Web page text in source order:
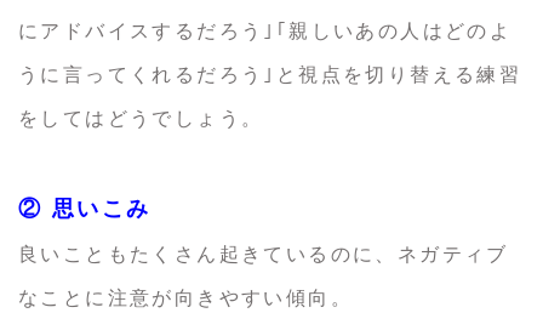
にアドバイスするだろう｣｢親しいあの人はどのよ
うに言ってくれるだろう｣と視点を切り替える練習
をしてはどうでしょう。
② 思いこみ
良いこともたくさん起きているのに、ネガティブ
なことに注意が向きやすい傾向。